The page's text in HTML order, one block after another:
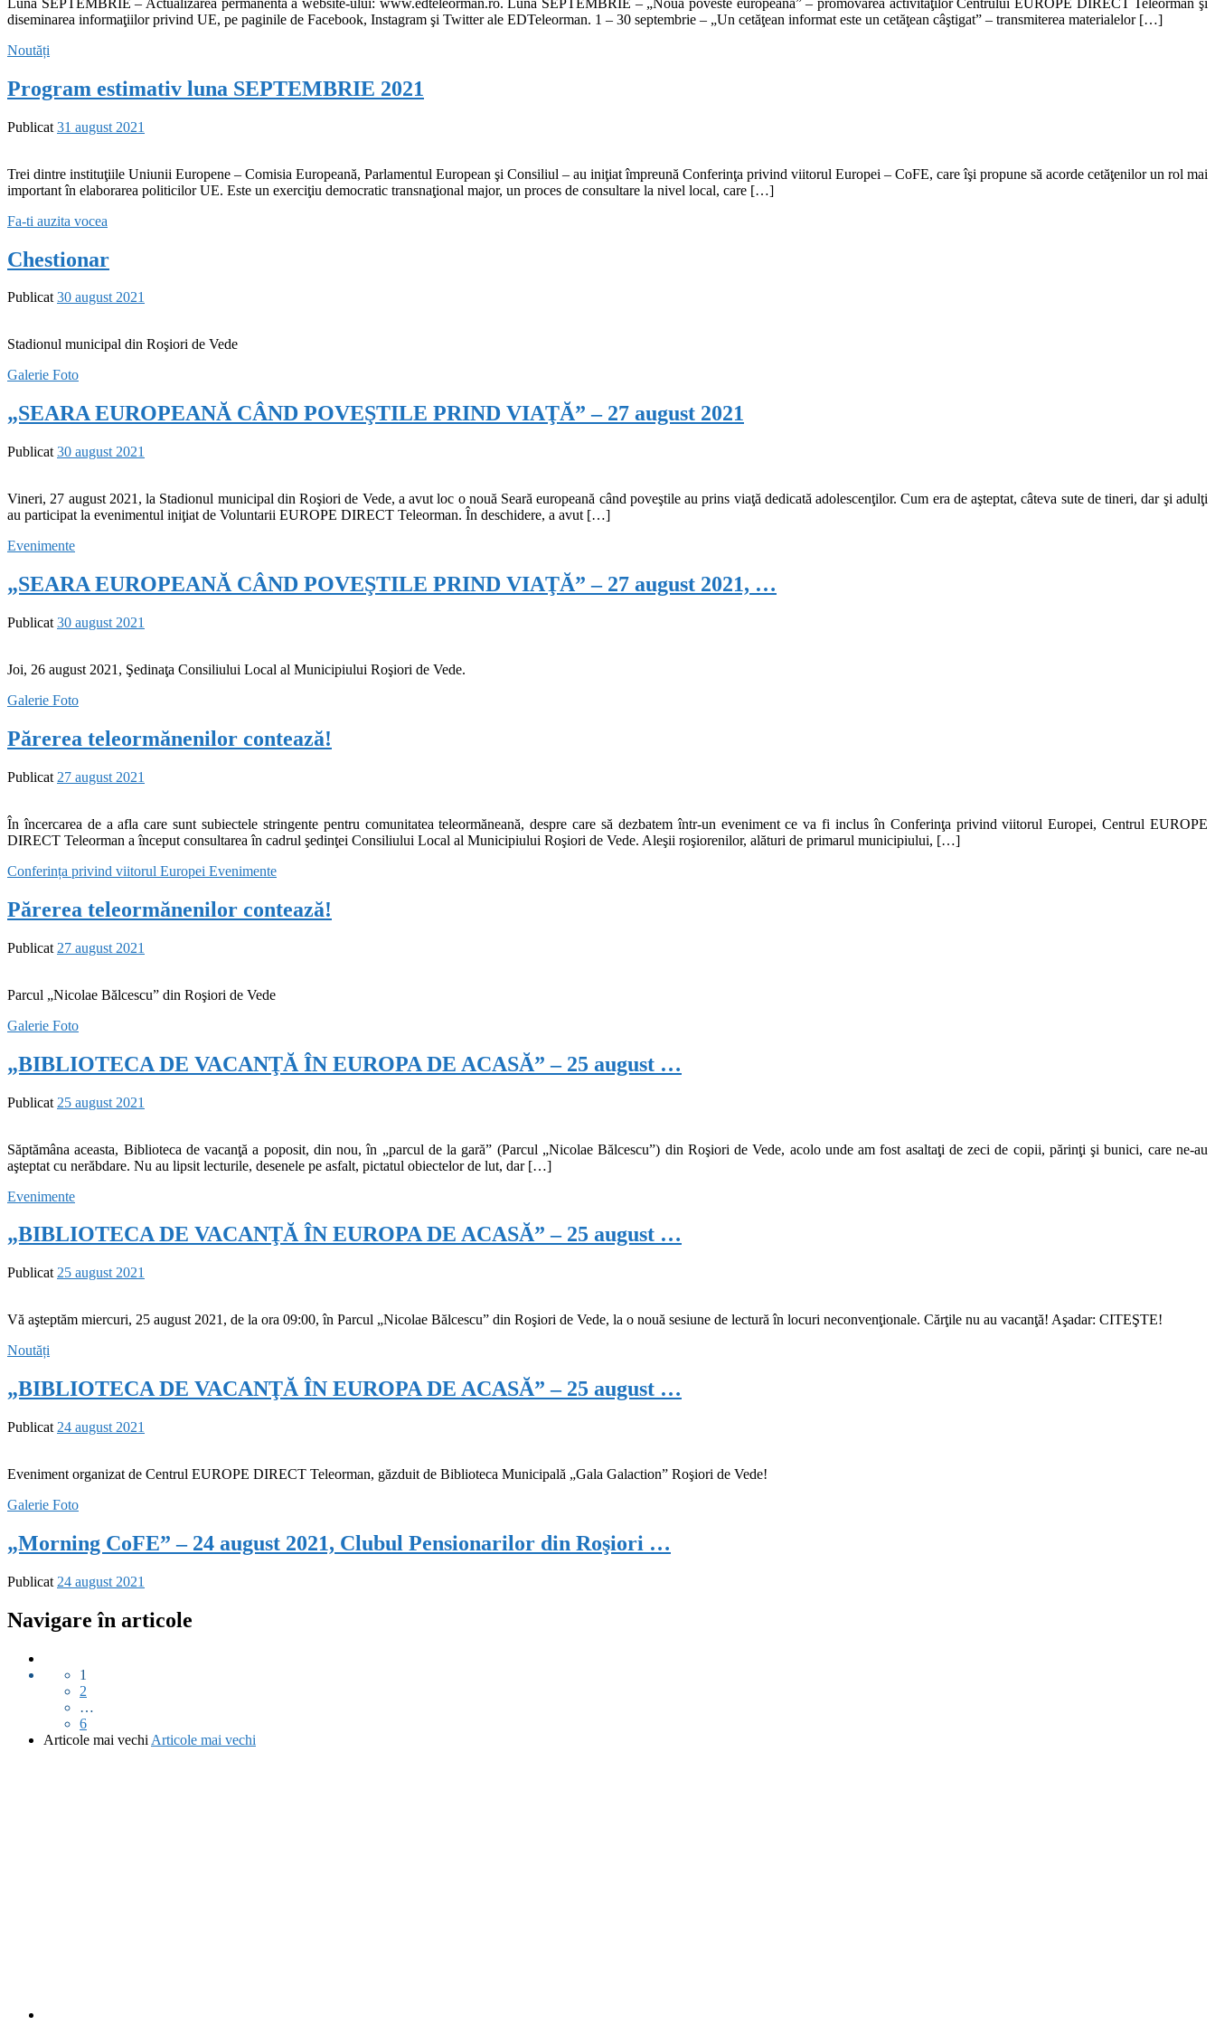
diseminarea informaţiilor privind UE, pe paginile de Facebook, Instagram şi Twitter ale EDTeleorman. 1 – 30 septembrie – „Un cetăţean informat este un cetăţean câştigat” – transmiterea materialelor […]
Noutăți
Program estimativ luna SEPTEMBRIE 2021
Publicat 31 august 2021
Trei dintre instituţiile Uniunii Europene – Comisia Europeană, Parlamentul European şi Consiliul – au iniţiat împreună Conferinţa privind viitorul Europei – CoFE, care îşi propune să acorde cetăţenilor un rol mai
important în elaborarea politicilor UE. Este un exerciţiu democratic transnaţional major, un proces de consultare la nivel local, care […]
Fa-ti auzita vocea
Chestionar
Publicat30 august 2021
Stadionul municipal din Roşiori de Vede
Galerie Foto
„SEARA EUROPEANĂ CÂND POVEŞTILE PRIND VIAŢĂ” – 27 august 2021
Publicat 30 august 2021
Vineri, 27 august 2021, la Stadionul municipal din Roşiori de Vede, a avut loc o nouă Seară europeană când poveştile au prins viaţă dedicată adolescenţilor. Cum era de aşteptat, câteva sute de tineri, dar şi adulţi
au participat la evenimentul iniţiat de Voluntarii EUROPE DIRECT Teleorman. În deschidere, a avut […]
Evenimente
„SEARA EUROPEANĂ CÂND POVEŞTILE PRIND VIAŢĂ” – 27 august 2021, …
Publicat 30 august 2021
Joi, 26 august 2021, Şedinaţa Consiliului Local al Municipiului Roşiori de Vede.
Galerie Foto
Părerea teleormănenilor contează!
Publicat 27 august 2021
În încercarea de a afla care sunt subiectele stringente pentru comunitatea teleormăneană, despre care să dezbatem într-un eveniment ce va fi inclus în Conferinţa privind viitorul Europei, Centrul EUROPE
DIRECT Teleorman a început consultarea în cadrul şedinţei Consiliului Local al Municipiului Roşiori de Vede. Aleşii roşiorenilor, alături de primarul municipiului, […]
Conferința privind viitorul Europei Evenimente
Părerea teleormănenilor contează!
Publicat 27 august 2021
Parcul „Nicolae Bălcescu” din Roşiori de Vede
Galerie Foto
„BIBLIOTECA DE VACANŢĂ ÎN EUROPA DE ACASĂ” – 25 august …
Publicat 25 august 2021
Săptămâna aceasta, Biblioteca de vacanţă a poposit, din nou, în „parcul de la gară” (Parcul „Nicolae Bălcescu”) din Roşiori de Vede, acolo unde am fost asaltaţi de zeci de copii, părinţi şi bunici, care ne-au
aşteptat cu nerăbdare. Nu au lipsit lecturile, desenele pe asfalt, pictatul obiectelor de lut, dar […]
Evenimente
„BIBLIOTECA DE VACANŢĂ ÎN EUROPA DE ACASĂ” – 25 august …
Publicat 25 august 2021
Vă aşteptăm miercuri, 25 august 2021, de la ora 09:00, în Parcul „Nicolae Bălcescu” din Roşiori de Vede, la o nouă sesiune de lectură în locuri neconvenţionale. Cărţile nu au vacanţă! Aşadar: CITEŞTE!
Noutăți
„BIBLIOTECA DE VACANŢĂ ÎN EUROPA DE ACASĂ” – 25 august …
Publicat 24 august 2021
Eveniment organizat de Centrul EUROPE DIRECT Teleorman, găzduit de Biblioteca Municipală „Gala Galaction” Roşiori de Vede!
Galerie Foto
„Morning CoFE” – 24 august 2021, Clubul Pensionarilor din Roşiori …
Publicat 24 august 2021
Navigare în articole
1
2
…
6
Articole mai vechi Articole mai vechi